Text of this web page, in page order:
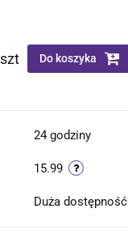
szt Do koszyka
24 godziny
15.99
Duża dostępność